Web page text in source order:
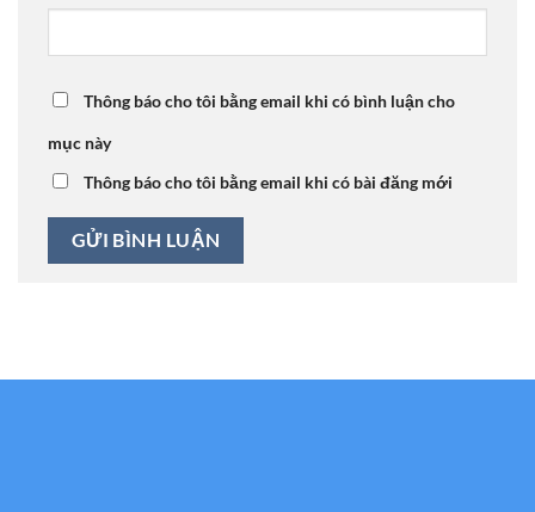
Thông báo cho tôi bằng email khi có bình luận cho
mục này
Thông báo cho tôi bằng email khi có bài đăng mới